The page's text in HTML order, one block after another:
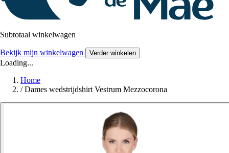
Subtotaal winkelwagen
Bekijk mijn winkelwagen Verder winkelen
Loading...
Home
/ Dames wedstrijdshirt Vestrum Mezzocorona